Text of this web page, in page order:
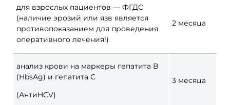
для взрослых пациентов — ФГДС
(наличие эрозий или язв является
противопоказанием для проведения
оперативного лечения!)
2 месяца
анализ крови на маркеры гепатита В
(HbsAg) и гепатита С
(АнтиHCV)
3 месяца